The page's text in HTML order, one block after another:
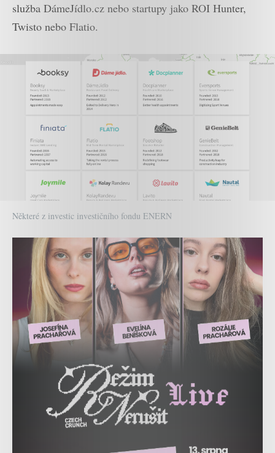
služba DámeJídlo.cz nebo startupy jako ROI Hunter,
Twisto nebo Flatio.
Některé z investic investičního fondu ENERN